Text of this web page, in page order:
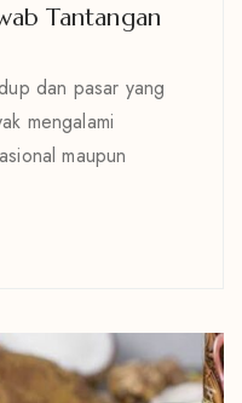
Tantangan
dan pasar yang
mengalami
maupun